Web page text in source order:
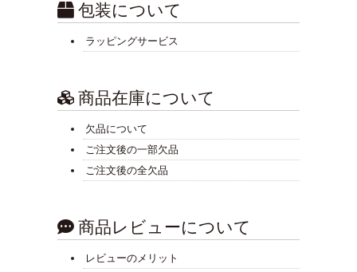
包装について
ラッピングサービス
商品在庫について
欠品について
ご注文後の一部欠品
ご注文後の全欠品
商品レビューについて
レビューのメリット